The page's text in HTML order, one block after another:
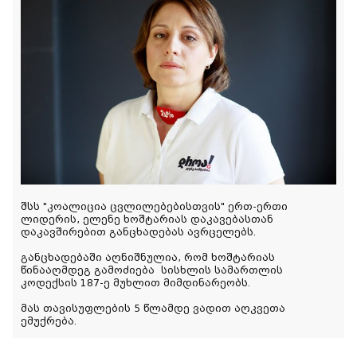
შსს "კოალიცია ცვლილებებისთვის" ერთ-ერთი
ლიდერის, ელენე ხოშტარიას დაკავებასთან
დაკავშირებით განცხადებას ავრცელებს.
განცხადებაში აღნიშნულია, რომ ხოშტარიას
წინააღმდეგ გამოძიება სისხლის სამართლის
კოდექსის 187-ე მუხლით მიმდინარეობს.
მას თავისუფლების 5 წლამდე ვადით აღკვეთა
ემუქრება.